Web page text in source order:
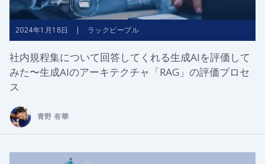
2024年1月18日 | ラックピープル
社内規程集について回答してくれる生成AIを評価して
みた〜生成AIのアーキテクチャ「RAG」の評価プロセ
ス
青野 有華